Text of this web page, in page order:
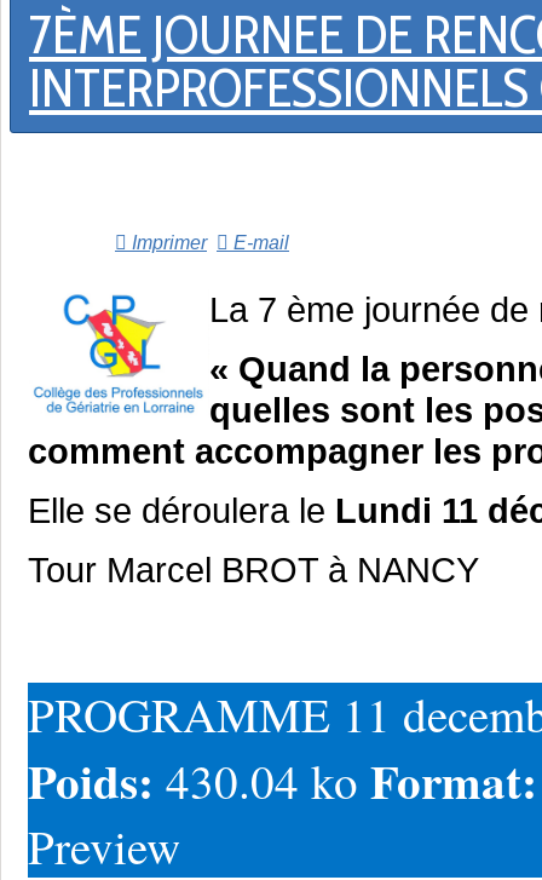
7ÈME JOURNEE DE
Imprimer E-mail
La 7 ème journée
« Quand la
quelles sont les
comment accompagner les
Elle se déroulera le Lundi 11
Tour Marcel BROT à NANCY
PROGRAMME 11
Poids: 430.04 ko
Preview